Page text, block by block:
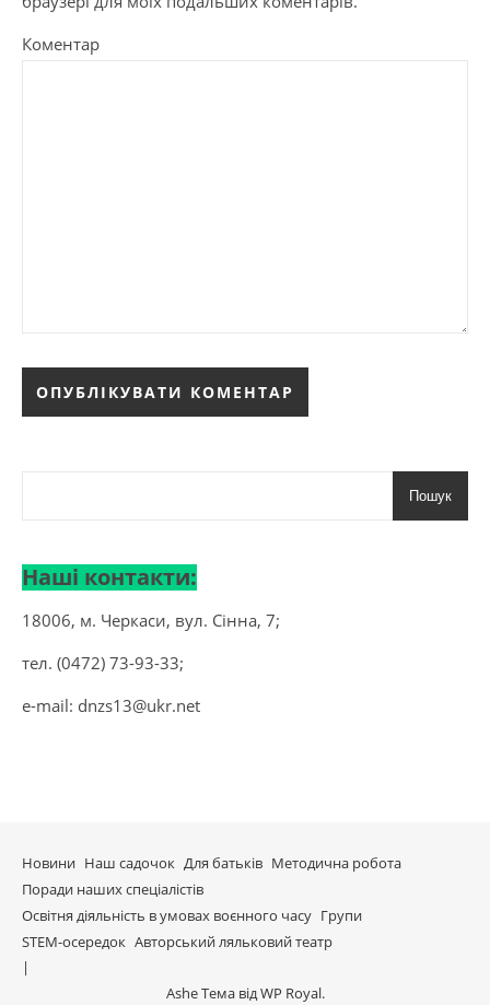
Коментар
Пошук
Наші контакти:
18006, м. Черкаси, вул. Сінна, 7;
тел. (0472) 73-93-33;
e-mail: dnzs13@ukr.net
Новини Наш садочок Для батьків Методична робота
Поради наших спеціалістів
Освітня діяльність в умовах воєнного часу Групи
STEM-осередок Авторський ляльковий театр
Ashe Тема відWP Royal.